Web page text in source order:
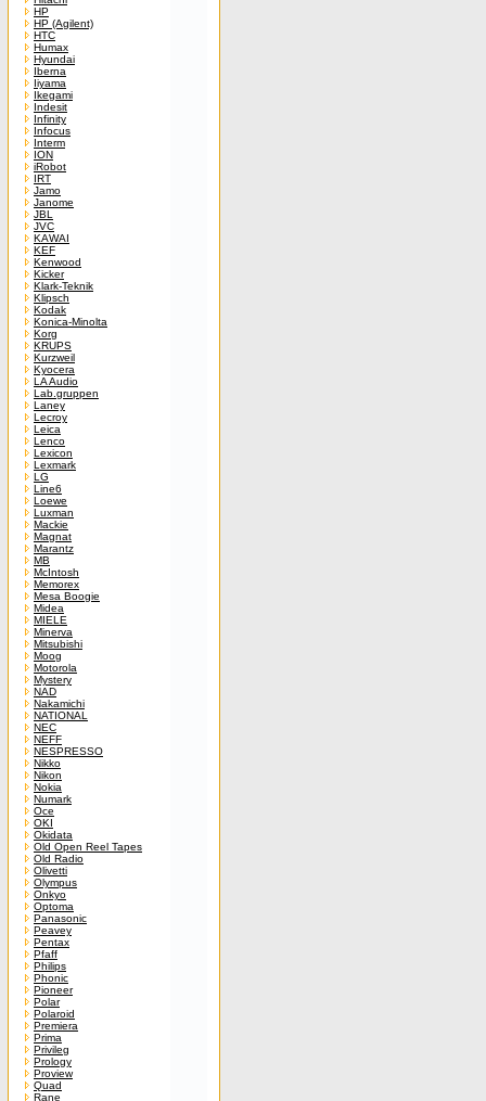
HP
HP (Agilent)
HTC
Humax
Hyundai
Iberna
Iiyama
Ikegami
Indesit
Infinity
Infocus
Interm
ION
iRobot
IRT
Jamo
Janome
JBL
JVC
KAWAI
KEF
Kenwood
Kicker
Klark-Teknik
Klipsch
Kodak
Konica-Minolta
Korg
KRUPS
Kurzweil
Kyocera
LA Audio
Lab.gruppen
Laney
Lecroy
Leica
Lenco
Lexicon
Lexmark
LG
Line6
Loewe
Luxman
Mackie
Magnat
Marantz
MB
McIntosh
Memorex
Mesa Boogie
Midea
MIELE
Minerva
Mitsubishi
Moog
Motorola
Mystery
NAD
Nakamichi
NATIONAL
NEC
NEFF
NESPRESSO
Nikko
Nikon
Nokia
Numark
Oce
OKI
Okidata
Old Open Reel Tapes
Old Radio
Olivetti
Olympus
Onkyo
Optoma
Panasonic
Peavey
Pentax
Pfaff
Philips
Phonic
Pioneer
Polar
Polaroid
Premiera
Prima
Privileg
Prology
Proview
Quad
Rane